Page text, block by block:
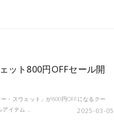
ット800円OFFセール開
2025-03-05
・スウェット」が800円OFFになるクー
アイテム …